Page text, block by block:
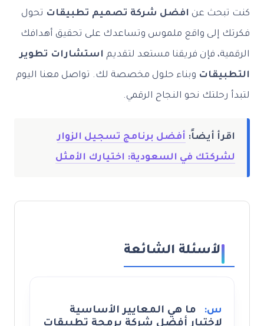
كنت تبحث عن افضل شركة تصميم تطبيقات تحول
فكرتك إلى واقع ملموس وتساعدك على تحقيق أهدافك
الرقمية، فإن فريقنا مستعد لتقديم استشارات تطوير
التطبيقات وبناء حلول مخصصة لك. تواصل معنا اليوم
لتبدأ رحلتك نحو النجاح الرقمي.
اقرأ أيضاً: أفضل برنامج تسجيل الزوار
لشركتك في السعودية: اختيارك الأمثل
الأسئلة الشائعة
س:
ما هي المعايير الأساسية